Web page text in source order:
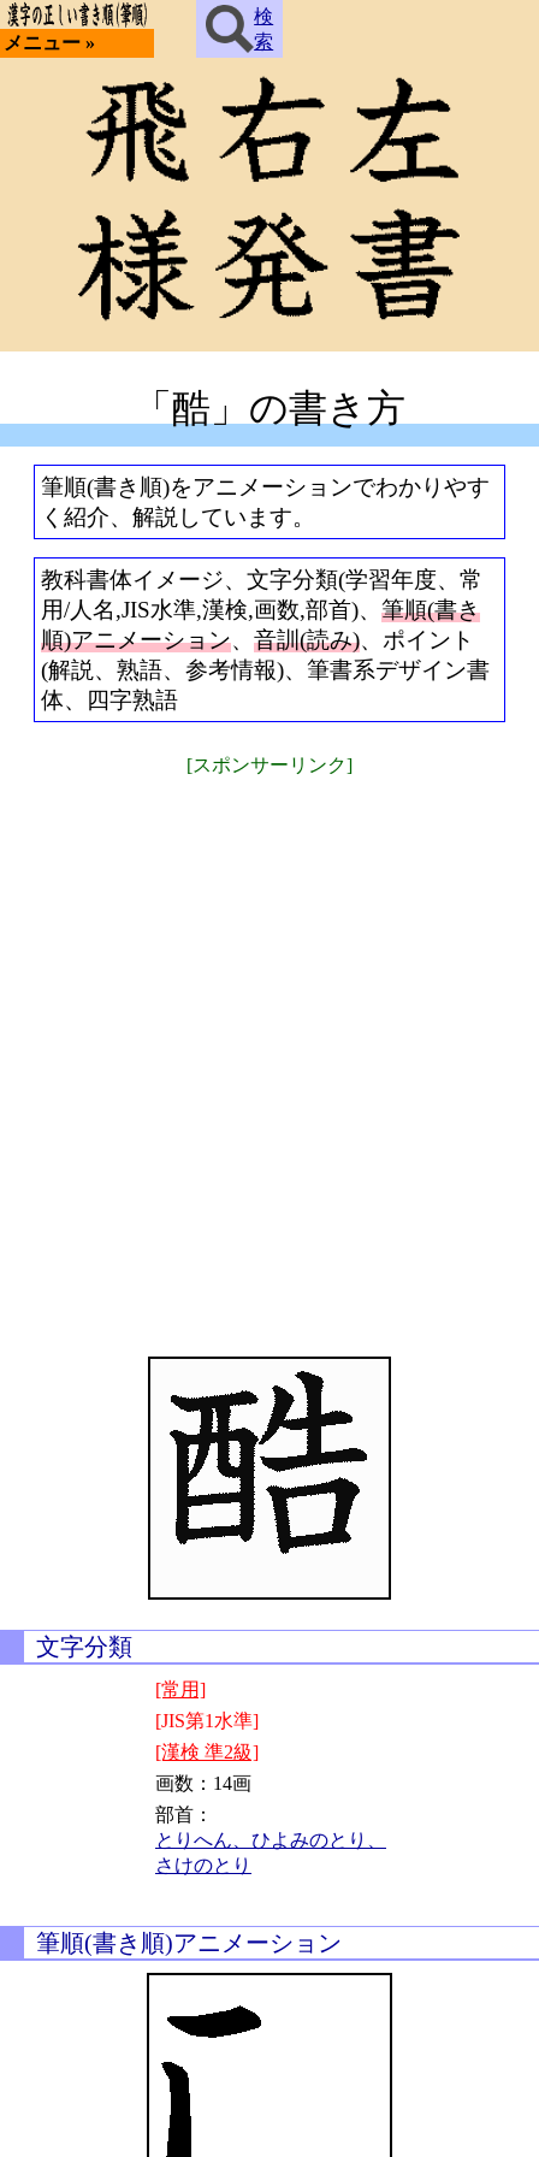
メニュー »
検
索
「酷」の書き方
筆順(書き順)をアニメーションでわかりやす
く紹介、解説しています。
教科書体イメージ、文字分類(学習年度、常
用/人名,JIS水準,漢検,画数,部首)、 筆順(書き
順)アニメーション、 音訓(読み)、ポイント
(解説、熟語、参考情報)、筆書系デザイン書
体、四字熟語
[スポンサーリンク]
文字分類
[常用]
[JIS第1水準]
[漢検 準2級]
画数：14画
部首：
とりへん、ひよみのとり、
さけのとり
筆順(書き順)アニメーション